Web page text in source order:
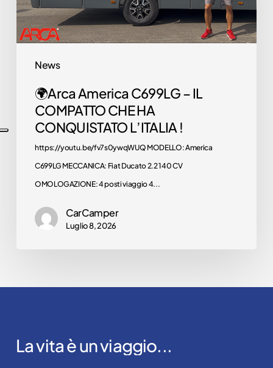
News
CONQUISTATO
L’ITALIA
!
🌍Arca America C699LG – IL
COMPATTO CHE HA
CONQUISTATO L’ITALIA !
https://youtu.be/fv7s0ywqWUQ MODELLO: America
C699LG MECCANICA: Fiat Ducato 2.2 140 CV
OMOLOGAZIONE: 4 posti viaggio 4...
CarCamper
Luglio 8, 2026
Lavitaèunviaggio...